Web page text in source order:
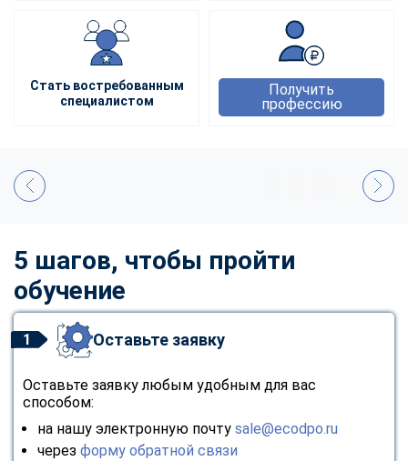
Стать востребованным
специалистом
Получить
профессию
5 шагов, чтобы пройти
обучение
1 Оставьте заявку
Оставьте заявку любым удобным для вас
способом:
на нашу электронную почту sale@ecodpo.ru
через форму обратной связи